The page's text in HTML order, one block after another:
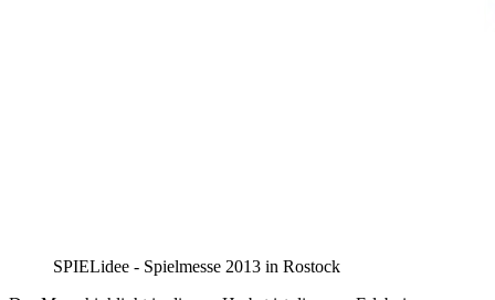
SPIELidee - Spielmesse 2013 in Rostock